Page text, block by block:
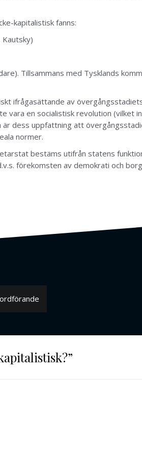
kapitalistisk fanns:
Tillsammans med Tysklands
ifrågasättande av
vara en socialistisk revolution (vilket
dess uppfattning att
normer.
bestäms utifrån statens
förekomsten av demokrati och
”